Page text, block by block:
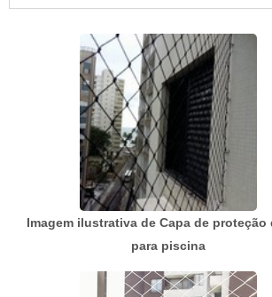
de cada cliente.MAIS SOBRE PREÇO
ALAMBRADOSHá muitas maneiras
demonstrar competência e ex...
Imagem ilustrativa de Capa de proteção
para piscina